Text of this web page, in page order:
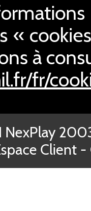
«
à
fr/
NexPlay
Client -